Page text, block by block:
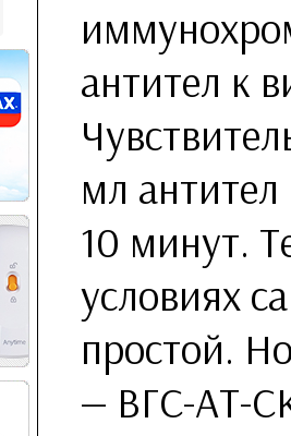
антител к
мл
10 минут.
условиях
простой.
— ВГС-АТ-